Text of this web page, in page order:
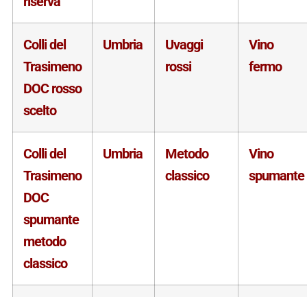
Colli del
Trasimeno
DOC rosso
scelto
Umbria
Uvaggi
rossi
Vino
fermo
Colli del
Trasimeno
DOC
spumante
metodo
classico
Umbria
Metodo
classico
Vino
spumante